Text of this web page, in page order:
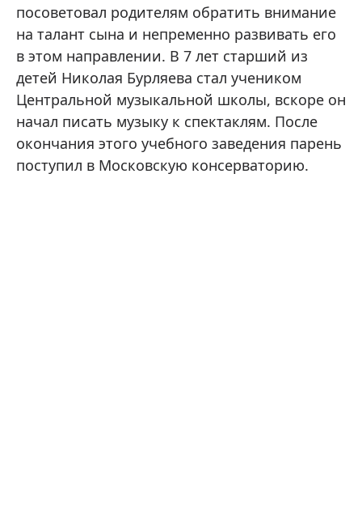
посоветовал родителям обратить внимание
на талант сына и непременно развивать его
в этом направлении. В 7 лет старший из
детей Николая Бурляева стал учеником
Центральной музыкальной школы, вскоре он
начал писать музыку к спектаклям. После
окончания этого учебного заведения парень
поступил в Московскую консерваторию.